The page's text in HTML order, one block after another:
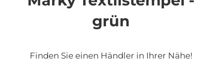
Bildgalerie
grün
Finden Sie einen Händler in Ihrer Nähe!